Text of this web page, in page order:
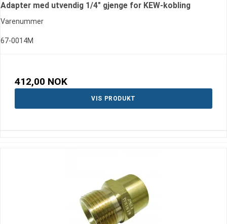
Adapter med utvendig 1/4" gjenge for KEW-kobling
Varenummer
67-0014M
412,00 NOK
VIS PRODUKT